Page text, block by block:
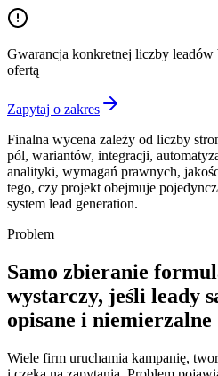
Gwarancja konkretnej liczby leadów
ofertą
Zapytaj o zakres
Finalna wycena zależy od liczby
pól, wariantów, integracji,
analityki, wymagań prawnych,
tego, czy projekt obejmuje
system lead generation.
Problem
Samo zbieranie
wystarczy, jeśli leady
opisane i niemierzalne
Wiele firm uruchamia kampanię,